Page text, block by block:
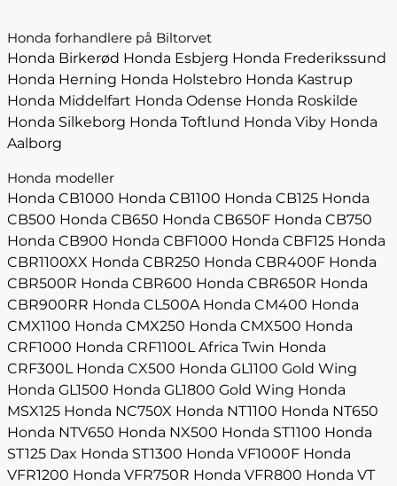
Honda forhandlere på Biltorvet
Honda Birkerød Honda Esbjerg Honda Frederikssund
Honda Herning Honda Holstebro Honda Kastrup
Honda Middelfart Honda Odense Honda Roskilde
Honda Silkeborg Honda Toftlund Honda Viby Honda
Aalborg
Honda modeller
Honda CB1000 Honda CB1100 Honda CB125 Honda
CB500 Honda CB650 Honda CB650F Honda CB750
Honda CB900 Honda CBF1000 Honda CBF125 Honda
CBR1100XX Honda CBR250 Honda CBR400F Honda
CBR500R Honda CBR600 Honda CBR650R Honda
CBR900RR Honda CL500A Honda CM400 Honda
CMX1100 Honda CMX250 Honda CMX500 Honda
CRF1000 Honda CRF1100L Africa Twin Honda
CRF300L Honda CX500 Honda GL1100 Gold Wing
Honda GL1500 Honda GL1800 Gold Wing Honda
MSX125 Honda NC750X Honda NT1100 Honda NT650
Honda NTV650 Honda NX500 Honda ST1100 Honda
ST125 Dax Honda ST1300 Honda VF1000F Honda
VFR1200 Honda VFR750R Honda VFR800 Honda VT